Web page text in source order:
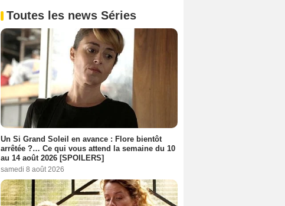
Toutes les news Séries
Un Si Grand Soleil en avance : Flore bientôt
arrêtée ?… Ce qui vous attend la semaine du 10
au 14 août 2026 [SPOILERS]
samedi 8 août 2026